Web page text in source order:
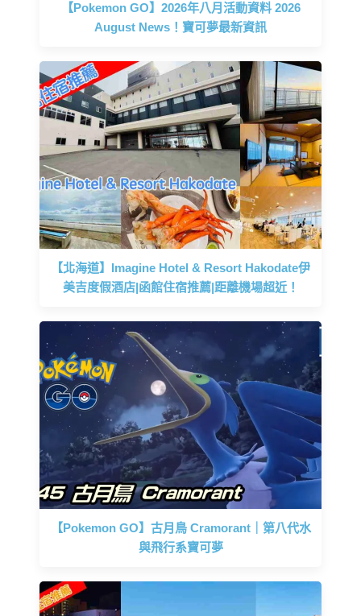
【Pokemon GO】2026年八月活動資料 2026
August News！寶可夢最新資訊
【北海道】Imagine Hotel & Resort Hakodate伊
美吉度假酒店|函館住宿推薦|距離機場超近！
【Pokemon GO】古月鳥 Cramorant｜第八代水
與飛行系寶可夢